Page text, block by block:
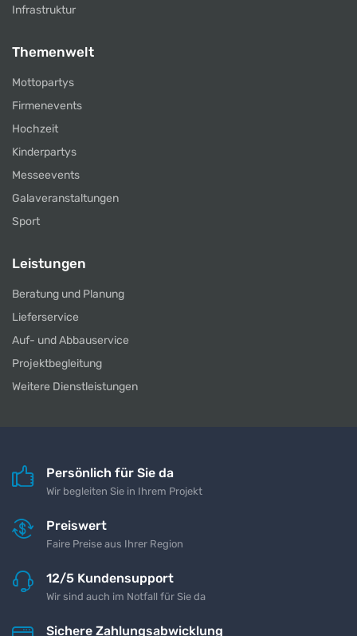
Infrastruktur
Themenwelt
Mottopartys
Firmenevents
Hochzeit
Kinderpartys
Messeevents
Galaveranstaltungen
Sport
Leistungen
Beratung und Planung
Lieferservice
Auf- und Abbauservice
Projektbegleitung
Weitere Dienstleistungen
Persönlich für Sie da
Wir begleiten Sie in Ihrem Projekt
Preiswert
Faire Preise aus Ihrer Region
12/5 Kundensupport
Wir sind auch im Notfall für Sie da
Sichere Zahlungsabwicklung